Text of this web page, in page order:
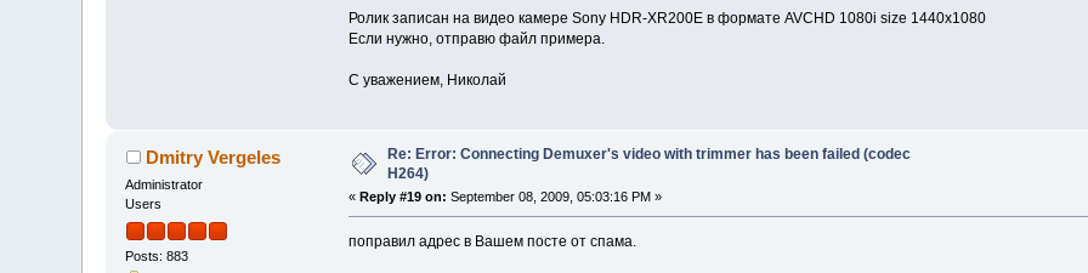
Ролик записан на видео камере Sony HDR-XR200E в формате AVCHD 1080i size 1440x1080
Если нужно, отправю файл примера.
С уважением, Николай
Dmitry Vergeles
Administrator
Users
Posts: 883
Re: Error: Connecting Demuxer's video with trimmer has been failed (codec
H264)
« Reply #19 on: September 08, 2009, 05:03:16 PM »
поправил адрес в Вашем посте от спама.